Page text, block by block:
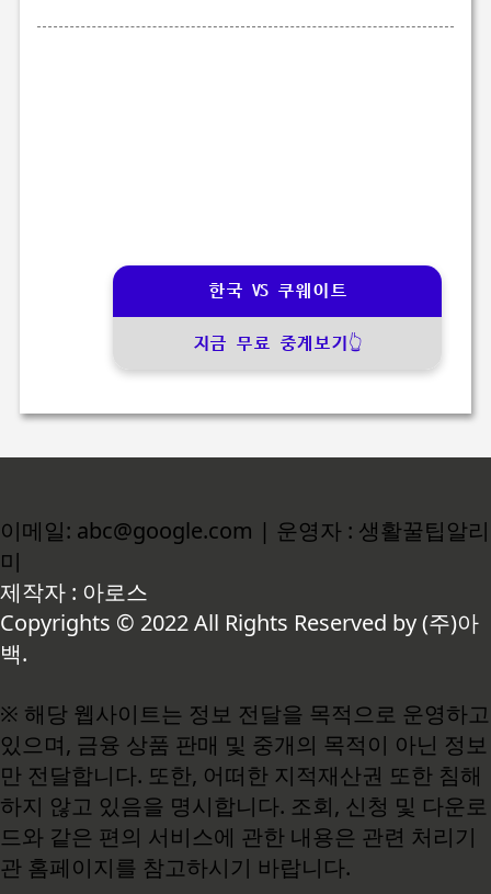
한국 VS 쿠웨이트
지금 무료 중계보기👆
이메일: abc@google.com | 운영자 : 생활꿀팁알리
미
제작자 : 아로스
Copyrights © 2022 All Rights Reserved by (주)아
백.
※ 해당 웹사이트는 정보 전달을 목적으로 운영하고
있으며, 금융 상품 판매 및 중개의 목적이 아닌 정보
만 전달합니다. 또한, 어떠한 지적재산권 또한 침해
하지 않고 있음을 명시합니다. 조회, 신청 및 다운로
드와 같은 편의 서비스에 관한 내용은 관련 처리기
관 홈페이지를 참고하시기 바랍니다.